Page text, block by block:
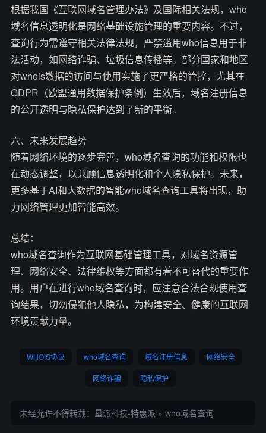
根据我国《互联网域名管理办法》及国际相关法规，who
域名信息透明化是网络基础设施管理的重要内容。不过，
查询行为需遵守相关法律法规，严禁滥用who信息用于非
法活动，如网络诈骗、垃圾信息传播等。部分国家和地区
对whois数据的访问与使用实施了更严格的管控，尤其在
GDPR（欧盟通用数据保护条例）生效后，域名注册信息
的公开透明与隐私保护达到了新的平衡。
六、未来发展趋势
随着网络环境的逐步完善，who域名查询的功能和权限也
在动态调整，以兼顾信息透明化和个人隐私保护。未来，
更多基于AI和大数据的智能who域名查询工具将出现，助
力网络管理更加智能高效。
总结：
who域名查询作为互联网基础管理工具，对域名资源管
理、网络安全、法律维权等方面都有着不可替代的重要作
用。用户在进行who域名查询时，应注意合法合规使用查
询结果，切勿侵犯他人隐私，为构建安全、健康的互联网
环境贡献力量。
WHOIS协议 who域名查询 域名注册信息 网络安全
网络诈骗 隐私保护
未经允许不得转载： 垦派科技-特惠派 » who域名查询